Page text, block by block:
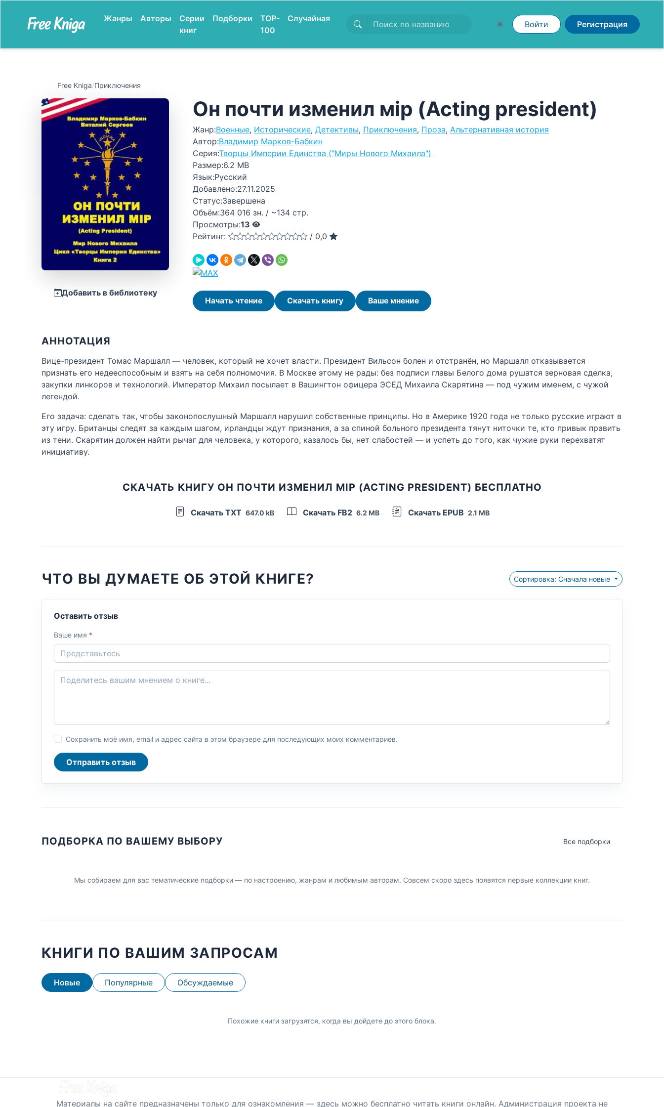
Жанры Авторы
Серии
книг
Подборки
TOP-
100
Случайная
Войти Регистрация
Free Kniga/Приключения
Добавить в библиотеку
Он почти изменил мiр (Acting president)
Жанр:Военные, Исторические, Детективы, Приключения, Проза, Альтернативная история
Автор:Владимир Марков-Бабкин
Серия:Творцы Империи Единства ("Миры Нового Михаила")
Размер:6.2 MB
Язык:Русский
Добавлено:27.11.2025
Статус:Завершена
Объём:364 016 зн. / ~134 стр.
Просмотры:13
Рейтинг:
/ 0,0
Начать чтение Скачать книгу Ваше мнение
АННОТАЦИЯ
Вице-президент Томас Маршалл — человек, который не хочет власти. Президент Вильсон болен и отстранён, но Маршалл отказывается
признать его недееспособным и взять на себя полномочия. В Москве этому не рады: без подписи главы Белого дома рушатся зерновая сделка,
закупки линкоров и технологий. Император Михаил посылает в Вашингтон офицера ЭСЕД Михаила Скарятина — под чужим именем, с чужой
легендой.
Его задача: сделать так, чтобы законопослушный Маршалл нарушил собственные принципы. Но в Америке 1920 года не только русские играют в
эту игру. Британцы следят за каждым шагом, ирландцы ждут признания, а за спиной больного президента тянут ниточки те, кто привык править
из тени. Скарятин должен найти рычаг для человека, у которого, казалось бы, нет слабостей — и успеть до того, как чужие руки перехватят
инициативу.
СКАЧАТЬ КНИГУ ОН ПОЧТИ ИЗМЕНИЛ МIР (ACTING PRESIDENT) БЕСПЛАТНО
Скачать TXT 647.0 kB Скачать FB2 6.2 MB Скачать EPUB 2.1 MB
ЧТО ВЫ ДУМАЕТЕ ОБ ЭТОЙ КНИГЕ? Сортировка: Сначала новые
Оставить отзыв
Ваше имя *
Сохранить моё имя, email и адрес сайта в этом браузере для последующих моих комментариев.
Отправить отзыв
ПОДБОРКА ПО ВАШЕМУ ВЫБОРУ Все подборки
Мы собираем для вас тематические подборки — по настроению, жанрам и любимым авторам. Совсем скоро здесь появятся первые коллекции книг.
КНИГИ ПО ВАШИМ ЗАПРОСАМ
Новые Популярные Обсуждаемые
Похожие книги загрузятся, когда вы дойдете до этого блока.
Материалы на сайте предназначены только для ознакомления — здесь можно бесплатно читать книги онлайн. Администрация проекта не